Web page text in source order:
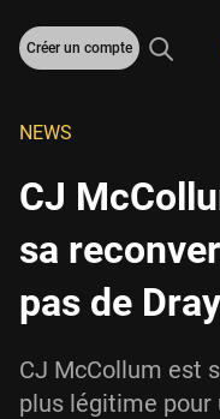
Créer un compte
NEWS
CJ
sa
pas de
CJ McCollum est
plus légitime pour